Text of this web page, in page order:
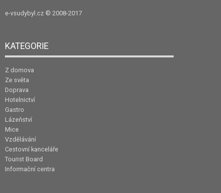
e-vsudybyl.cz © 2008-2017
KATEGORIE
Z domova
Ze světa
Doprava
Hotelnictví
Gastro
Lázeňství
Mice
Vzdělávání
Cestovní kanceláře
Tourist Board
Informační centra